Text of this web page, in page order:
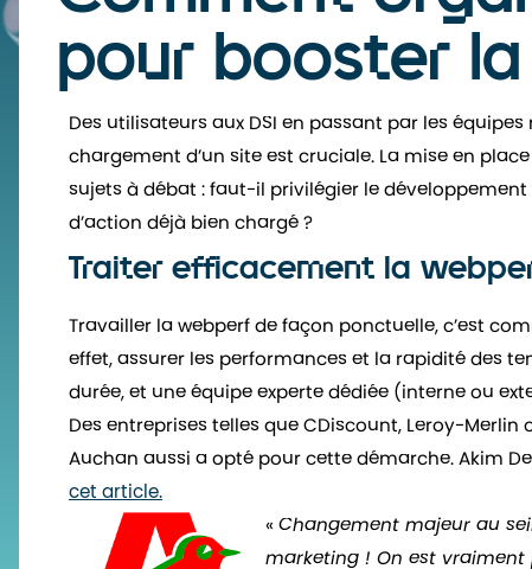
pour booster
Des utilisateurs aux DSI en passant par les
chargement d’un site est cruciale. La mise en
sujets à débat : faut-il privilégier le
d’action déjà bien chargé ?
Traiter efficacement la
Travailler la webperf de façon ponctuelle, c’est
effet, assurer les performances et la rapidité des
durée, et une équipe experte dédiée (interne ou
Des entreprises telles que CDiscount, Leroy-Merlin
Auchan aussi a opté pour cette démarche. Akim
cet article.
« Changement majeur au
marketing ! On est vraiment